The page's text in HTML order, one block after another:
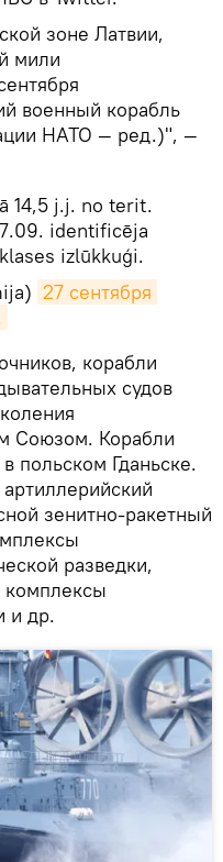
зоне Латвии,
мили
военный корабль
НАТО — ред.)", —
14,5 j.j. no terit.
identificēja
izlūkkuģi.
27 сентября
корабли
судов
Союзом. Корабли
польском Гданьске.
зенитно-ракетный
разведки,
комплексы
и др.